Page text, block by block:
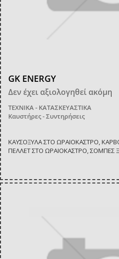
GK ENERGY
Δεν έχει αξιολογηθεί ακόμη
ΤΕΧΝΙΚΑ - ΚΑΤΑΣΚΕΥΑΣΤΙΚΑ
Καυστήρες - Συντηρήσεις
ΚΑΥΣΟΞΥΛΑ ΣΤΟ ΩΡΑΙΟΚΑΣΤΡΟ,
ΠΕΛΛΕΤ ΣΤΟ ΩΡΑΙΟΚΑΣΤΡΟ, ΣΟΜΠΕΣ